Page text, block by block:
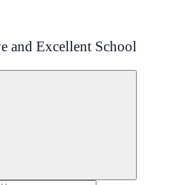
and Excellent School